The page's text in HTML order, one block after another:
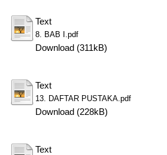
Text
8. BAB I.pdf
Download (311kB)
Text
13. DAFTAR PUSTAKA.pdf
Download (228kB)
Text